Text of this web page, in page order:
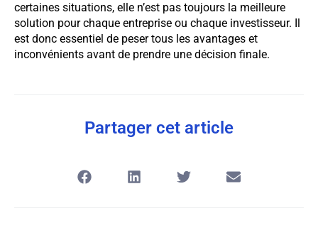
certaines situations, elle n’est pas toujours la meilleure
solution pour chaque entreprise ou chaque investisseur. Il
est donc essentiel de peser tous les avantages et
inconvénients avant de prendre une décision finale.
Partager cet article